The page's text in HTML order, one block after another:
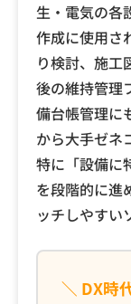
生・電気の各
作成に使用さ
り検討、施工
後の維持管理
備台帳管理に
から大手ゼネ
特に「設備に
を段階的に進
ッチしやすい
＼ DX時